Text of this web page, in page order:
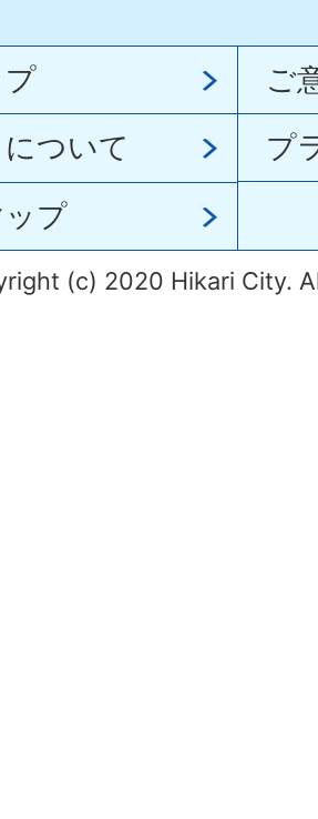
ご
ついて
プ
プ
(c) 2020 Hikari City.